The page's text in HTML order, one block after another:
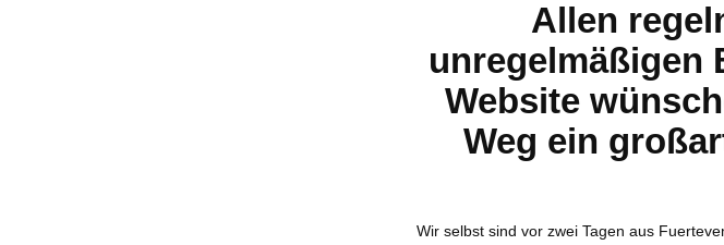
Allen
unregelmäßigen
Website
Weg ein
Wir selbst sind vor zwei Tagen aus